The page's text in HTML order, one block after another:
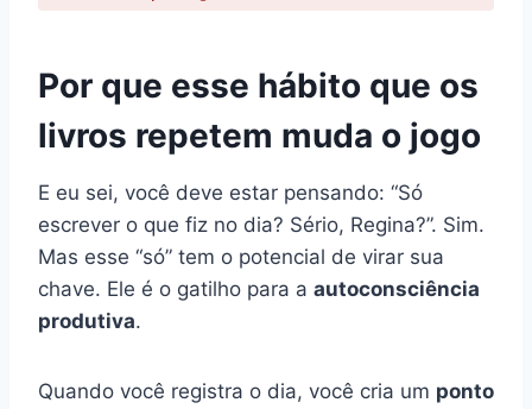
Por que esse hábito que os
livros repetem muda o jogo
E eu sei, você deve estar pensando: “Só
escrever o que fiz no dia? Sério, Regina?”. Sim.
Mas esse “só” tem o potencial de virar sua
chave. Ele é o gatilho para a autoconsciência
produtiva.
Quando você registra o dia, você cria um ponto